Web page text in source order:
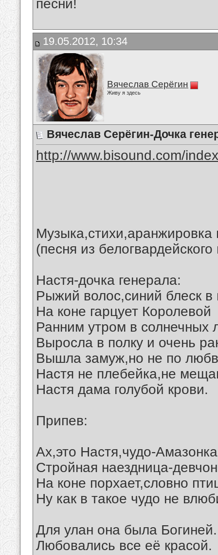
песни!
19.05.2012, 10:34
Вячеслав Серёгин
Живу я здесь
Вячеслав Серёгин-Дочка
http://www.bisound.com/
(песня из белогвардейского
Настя-дочка генерала:
Рыжий волос,синий блеск в
На коне гарцует Королевой
Ранним утром в солнечных
Выросла в полку и очень
Вышла замуж,но не по
Настя не плебейка,не
Настя дама голубой крови.
Припев:
Ах,это Настя,чудо-
Стройная наездница-
На коне порхает,словно
Ну как в такое чудо не
Для улан она была Богиней.
Любовались все её красой.